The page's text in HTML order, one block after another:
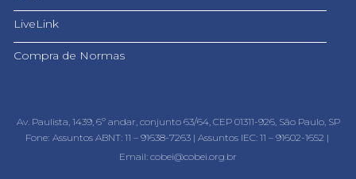
LiveLink
Compra de Normas
Av. Paulista, 1439, 6º andar, conjunto 63/64, CEP 01311-926, São Paulo, SP
Fone: Assuntos ABNT: 11 – 91638-7263 | Assuntos IEC: 11 – 91602-1652 |
Email: cobei@cobei.org.br